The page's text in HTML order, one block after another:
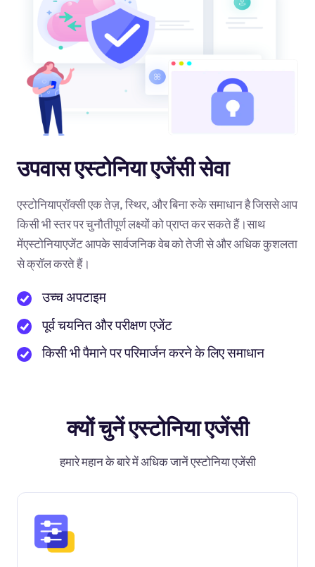
उपवास एस्टोनिया एजेंसी सेवा
एस्टोनियाप्रॉक्सी एक तेज़, स्थिर, और बिना रुके समाधान है जिससे आप
किसी भी स्तर पर चुनौतीपूर्ण लक्ष्यों को प्राप्त कर सकते हैं।साथ
मेंएस्टोनियाएजेंट आपके सार्वजनिक वेब को तेजी से और अधिक कुशलता
से क्रॉल करते हैं।
उच्च अपटाइम
पूर्व चयनित और परीक्षण एजेंट
किसी भी पैमाने पर परिमार्जन करने के लिए समाधान
क्यों चुनें एस्टोनिया एजेंसी
हमारे महान के बारे में अधिक जानें एस्टोनिया एजेंसी